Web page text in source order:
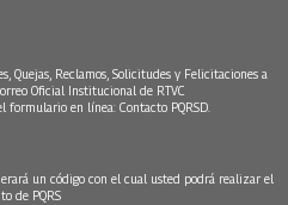
Quejas, Reclamos, Solicitudes y Felicitaciones a
Oficial Institucional de RTVC
formulario en línea: Contacto PQRSD.
un código con el cual usted podrá realizar el
de PQRS